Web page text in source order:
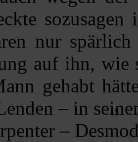
nur
auf ihn, wie
gehabt
– in
–